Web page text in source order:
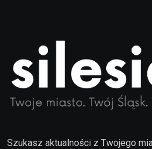
Szukasz aktualności z Twojego